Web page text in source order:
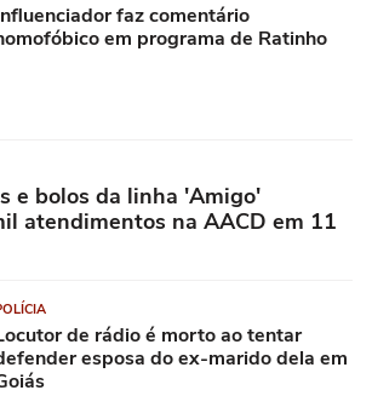
faz comentário
em programa de Ratinho
e bolos da linha 'Amigo'
atendimentos na AACD em 11
de rádio é morto ao tentar
esposa do ex-marido dela em